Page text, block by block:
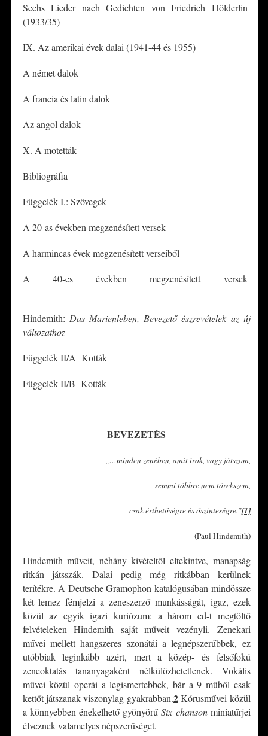
Sechs Lieder nach Gedichten von Friedrich Hölderlin
(1933/35)
IX. Az amerikai évek dalai (1941-44 és 1955)
A német dalok
A francia és latin dalok
Az angol dalok
X. A motetták
Bibliográfia
Függelék I.: Szövegek
A 20-as években megzenésített versek
A harmincas évek megzenésített verseiből
A 40-es években megzenésített versek
Hindemith: Das Marienleben, Bevezető észrevételek az új
változathoz
Függelék II/A Kották
Függelék II/B Kották
BEVEZETÉS
„…minden zenében, amit írok, vagy játszom,
semmi többre nem törekszem,
csak érthetőségre és őszinteségre.”[1]
(Paul Hindemith)
Hindemith műveit, néhány kivételtől eltekintve, manapság
ritkán játsszák. Dalai pedig még ritkábban kerülnek
terítékre. A Deutsche Gramophon katalógusában mindössze
két lemez fémjelzi a zeneszerző munkásságát, igaz, ezek
közül az egyik igazi kuriózum: a három cd-t megtöltő
felvételeken Hindemith saját műveit vezényli. Zenekari
művei mellett hangszeres szonátái a legnépszerűbbek, ez
utóbbiak leginkább azért, mert a közép- és felsőfokú
zeneoktatás tananyagaként nélkülözhetetlenek. Vokális
művei közül operái a legismertebbek, bár a 9 műből csak
kettőt játszanak viszonylag gyakrabban.2Kórusművei közül
a könnyebben énekelhető gyönyörűSix chansonminiatűrjei
élveznek valamelyes népszerűséget.